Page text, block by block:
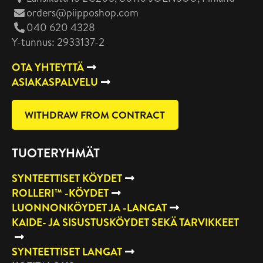
orders@piipposhop.com
040 620 4328
Y-tunnus: 2933137-2
OTA YHTEYTTÄ
ASIAKASPALVELU
WITHDRAW FROM CONTRACT
TUOTERYHMÄT
SYNTEETTISET KÖYDET
ROLLERI™ -KÖYDET
LUONNONKÖYDET JA -LANGAT
KAIDE- JA SISUSTUSKÖYDET SEKÄ TARVIKKEET
SYNTEETTISET LANGAT